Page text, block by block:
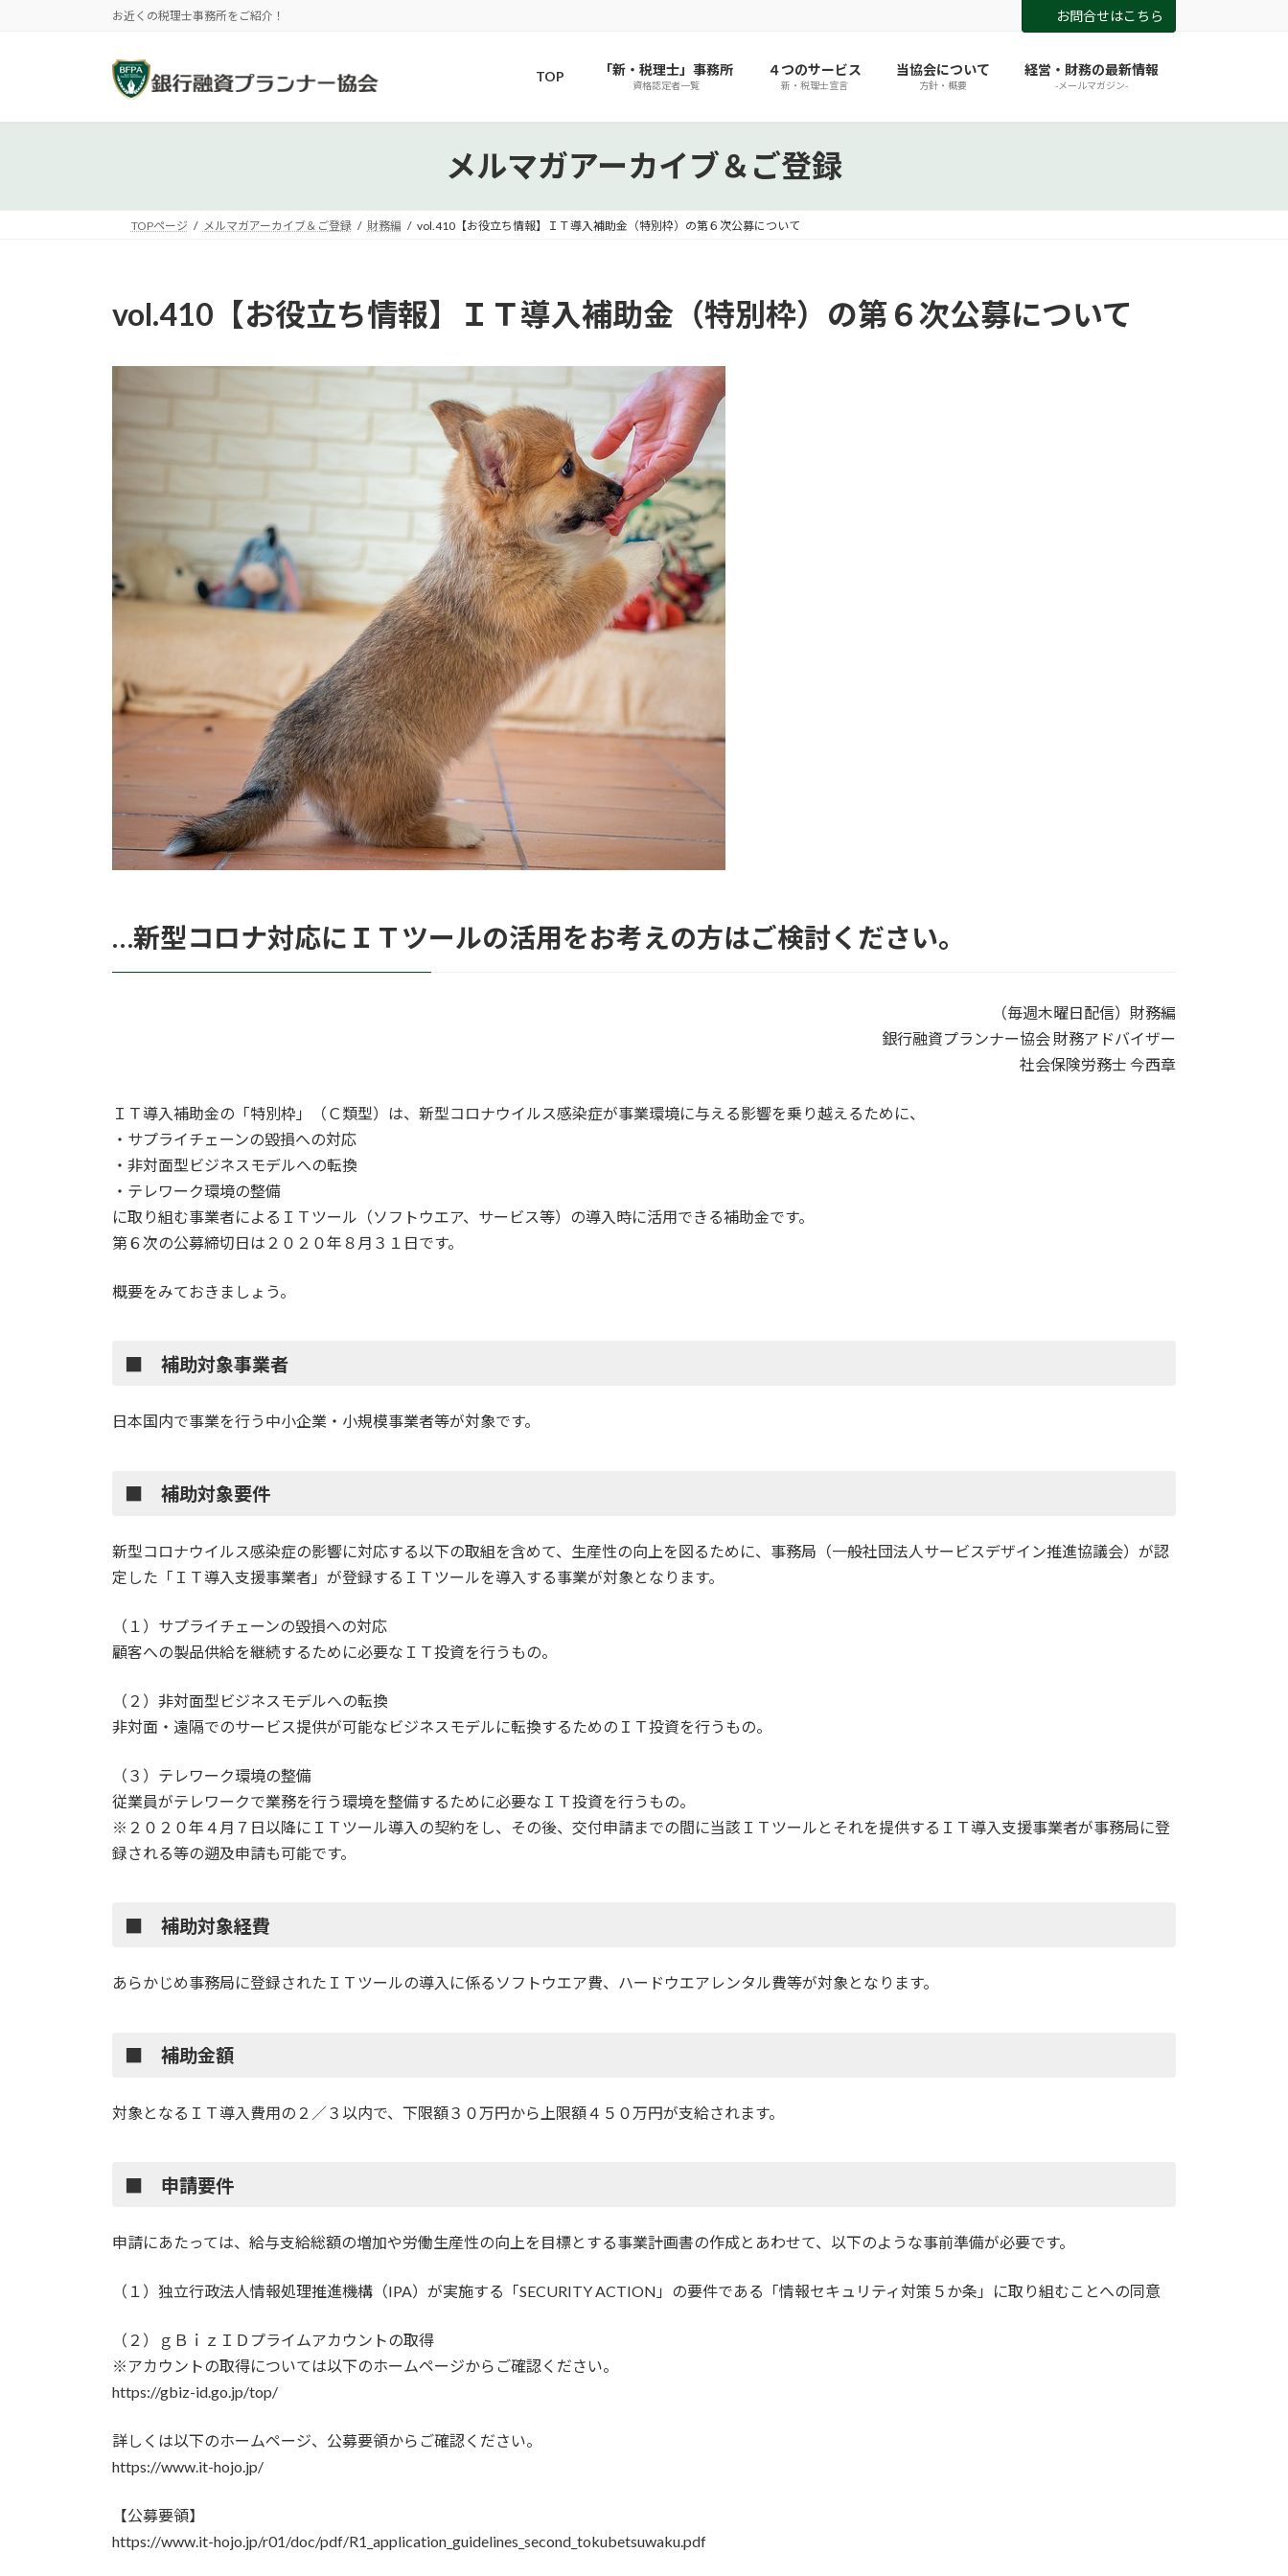
へ
ョ
お近くの税理士事務所をご紹介！ お問合せはこちら
TOP 「新・税理士」事務所
資格認定者一覧
４つのサービス
新・税理士宣言
当協会について
方針・概要
経営・財務の最新情報
-メールマガジン-
メルマガアーカイブ＆ご登録
TOPページ メルマガアーカイブ＆ご登録 財務編 vol.410【お役立ち情報】ＩＴ導入補助金（特別枠）の第６次公募について
vol.410【お役立ち情報】ＩＴ導入補助金（特別枠）の第６次公募について
…新型コロナ対応にＩＴツールの活用をお考えの方はご検討ください。
（毎週木曜日配信）財務編
銀行融資プランナー協会 財務アドバイザー
社会保険労務士 今西章
ＩＴ導入補助金の「特別枠」（Ｃ類型）は、新型コロナウイルス感染症が事業環境に与える影響を乗り越えるために、
・サプライチェーンの毀損への対応
・非対面型ビジネスモデルへの転換
・テレワーク環境の整備
に取り組む事業者によるＩＴツール（ソフトウエア、サービス等）の導入時に活用できる補助金です。
第６次の公募締切日は２０２０年８月３１日です。
概要をみておきましょう。
■ 補助対象事業者
日本国内で事業を行う中小企業・小規模事業者等が対象です。
■ 補助対象要件
新型コロナウイルス感染症の影響に対応する以下の取組を含めて、生産性の向上を図るために、事務局（一般社団法人サービスデザイン推進協議会）が認
定した「ＩＴ導入支援事業者」が登録するＩＴツールを導入する事業が対象となります。
（１）サプライチェーンの毀損への対応
顧客への製品供給を継続するために必要なＩＴ投資を行うもの。
（２）非対面型ビジネスモデルへの転換
非対面・遠隔でのサービス提供が可能なビジネスモデルに転換するためのＩＴ投資を行うもの。
（３）テレワーク環境の整備
従業員がテレワークで業務を行う環境を整備するために必要なＩＴ投資を行うもの。
※２０２０年４月７日以降にＩＴツール導入の契約をし、その後、交付申請までの間に当該ＩＴツールとそれを提供するＩＴ導入支援事業者が事務局に登
録される等の遡及申請も可能です。
■ 補助対象経費
あらかじめ事務局に登録されたＩＴツールの導入に係るソフトウエア費、ハードウエアレンタル費等が対象となります。
■ 補助金額
対象となるＩＴ導入費用の２／３以内で、下限額３０万円から上限額４５０万円が支給されます。
■ 申請要件
申請にあたっては、給与支給総額の増加や労働生産性の向上を目標とする事業計画書の作成とあわせて、以下のような事前準備が必要です。
（１）独立行政法人情報処理推進機構（IPA）が実施する「SECURITY ACTION」の要件である「情報セキュリティ対策５か条」に取り組むことへの同意
（２）ｇＢｉｚＩＤプライムアカウントの取得
※アカウントの取得については以下のホームページからご確認ください。
https://gbiz-id.go.jp/top/
詳しくは以下のホームページ、公募要領からご確認ください。
https://www.it-hojo.jp/
【公募要領】
https://www.it-hojo.jp/r01/doc/pdf/R1_application_guidelines_second_tokubetsuwaku.pdf